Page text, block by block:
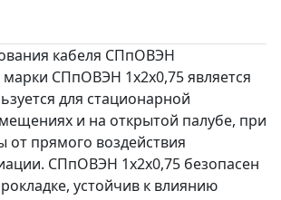
кабеля СПпОВЭН
марки СПпОВЭН 1х2х0,75 является
для стационарной
и на открытой палубе, при
от прямого воздействия
СПпОВЭН 1х2х0,75 безопасен
устойчив к влиянию